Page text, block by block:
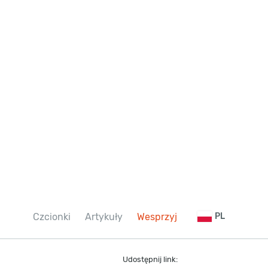
Czcionki Artykuły Wesprzyj PL
Udostępnij link: